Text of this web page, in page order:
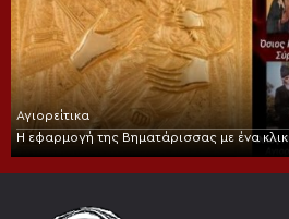
Αγιορείτικα
Η εφαρμογή της Βηματάρισσας με ένα